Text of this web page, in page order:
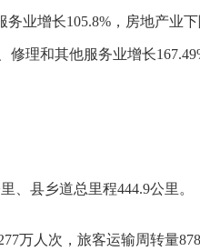
业增长105.8%，房地产业
理和其他服务业增长
、县乡道总里程444.9公里。
万人次，旅客运输周转量